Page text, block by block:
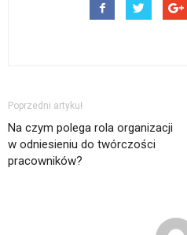
Poprzedni artykuł
Na czym polega rola organizacji
w odniesieniu do twórczości
pracowników?